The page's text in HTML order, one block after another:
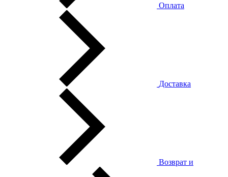
Оплата
Доставка
Возврат и